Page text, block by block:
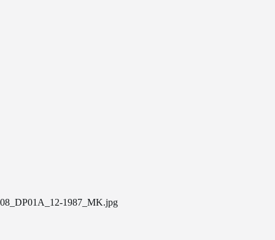
08_DP01A_12-1987_MK.jpg